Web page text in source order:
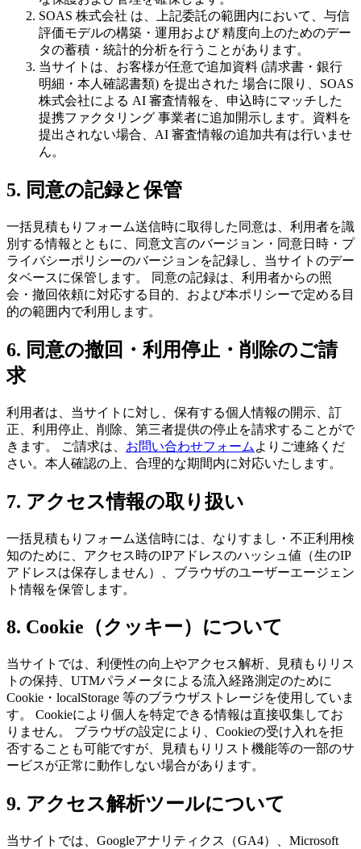
SOAS 株式会社 は、上記委託の範囲内において、与信
評価モデルの構築・運用および 精度向上のためのデー
タの蓄積・統計的分析を行うことがあります。
当サイトは、お客様が任意で追加資料 (請求書・銀行
明細・本人確認書類) を提出された 場合に限り、SOAS
株式会社による AI 審査情報を、申込時にマッチした
提携ファクタリング 事業者に追加開示します。資料を
提出されない場合、AI 審査情報の追加共有は行いませ
ん。
5. 同意の記録と保管
一括見積もりフォーム送信時に取得した同意は、利用者を識
別する情報とともに、同意文言のバージョン・同意日時・プ
ライバシーポリシーのバージョンを記録し、当サイトのデー
タベースに保管します。 同意の記録は、利用者からの照
会・撤回依頼に対応する目的、および本ポリシーで定める目
的の範囲内で利用します。
6. 同意の撤回・利用停止・削除のご請
求
利用者は、当サイトに対し、保有する個人情報の開示、訂
正、利用停止、削除、第三者提供の停止を請求することがで
きます。 ご請求は、 お問い合わせフォーム よりご連絡くだ
さい。本人確認の上、合理的な期間内に対応いたします。
7. アクセス情報の取り扱い
一括見積もりフォーム送信時には、なりすまし・不正利用検
知のために、アクセス時のIPアドレスのハッシュ値（生のIP
アドレスは保存しません）、ブラウザのユーザーエージェン
ト情報を保管します。
8. Cookie（クッキー）について
当サイトでは、利便性の向上やアクセス解析、見積もりリス
トの保持、UTMパラメータによる流入経路測定のために
Cookie・localStorage 等のブラウザストレージを使用していま
す。 Cookieにより個人を特定できる情報は直接収集してお
りません。 ブラウザの設定により、Cookieの受け入れを拒
否することも可能ですが、見積もりリスト機能等の一部のサ
ービスが正常に動作しない場合があります。
9. アクセス解析ツールについて
当サイトでは、Googleアナリティクス（GA4）、Microsoft